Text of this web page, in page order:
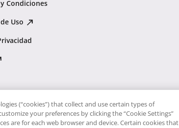
Condiciones
Uso
(“cookies”) that collect and use certain types of
your preferences by clicking the “Cookie Settings”
are for each web browser and device. Certain cookies that